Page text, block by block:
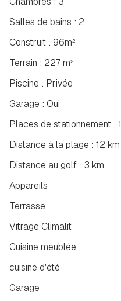
Salles de bains : 2
Construit : 96m²
Terrain : 227 m²
Piscine : Privée
Garage : Oui
Places de stationnement : 1
Distance à la plage : 12 km
Distance au golf : 3 km
Appareils
Terrasse
Vitrage Climalit
Cuisine meublée
cuisine d'été
Garage